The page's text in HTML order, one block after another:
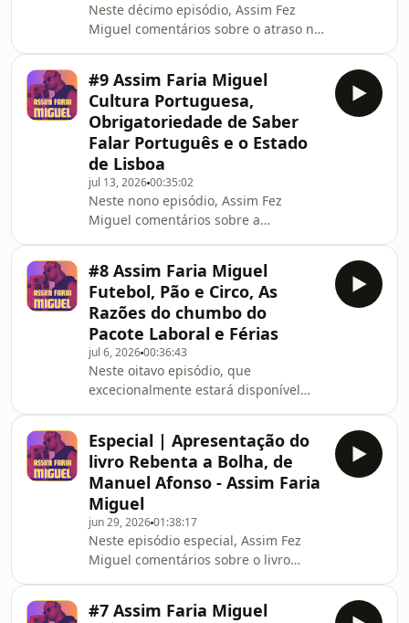
Neste décimo episódio, Assim Fez
Miguel comentários sobre o atraso na
cagada envolvida), sobre o modo anti-
popular de governar de Montenegro
e ainda sobre o funcionamento dos
conceitos - e particularmente o de
fascismo - nas ciências sociais.
#9 Assim Faria Miguel
Cultura Portuguesa,
Obrigatoriedade de Saber
Falar Português e o Estado
de Lisboa
jul 13, 202600:35:02
Neste nono episódio, Assim Fez
Miguel comentários sobre a
trabalhadores imigrantes saberem
falar português e sobre a quantidade
de zonas da capital que cheiram a
mijo.
#8 Assim Faria Miguel
Futebol, Pão e Circo, As
Razões do chumbo do
Pacote Laboral e Férias
jul 6, 202600:36:43
Neste oitavo episódio, que
excecionalmente estará disponível
alienação, sobre mais razões do
chumbo pelo CHEGA da reforma
laboral e ainda sobre as suas férias.
Especial | Apresentação do
livro Rebenta a Bolha, de
Manuel Afonso - Assim Faria
Miguel
jun 29, 202601:38:17
Neste episódio especial, Assim Fez
Miguel comentários sobre o livro
acompanhado pelo autor, Manuel
#7 Assim Faria Miguel